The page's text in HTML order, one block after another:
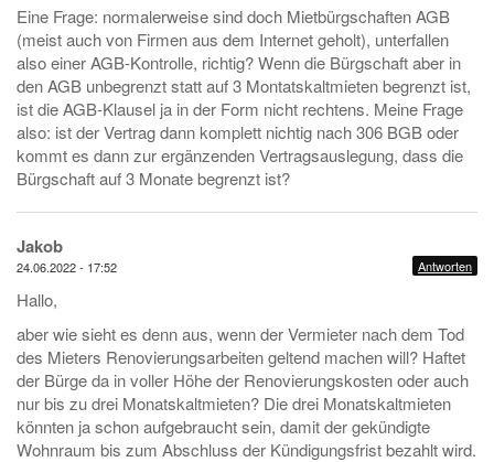
Eine Frage: normalerweise sind doch Mietbürgschaften AGB
(meist auch von Firmen aus dem Internet geholt), unterfallen
also einer AGB-Kontrolle, richtig? Wenn die Bürgschaft aber in
den AGB unbegrenzt statt auf 3 Montatskaltmieten begrenzt ist,
ist die AGB-Klausel ja in der Form nicht rechtens. Meine Frage
also: ist der Vertrag dann komplett nichtig nach 306 BGB oder
kommt es dann zur ergänzenden Vertragsauslegung, dass die
Bürgschaft auf 3 Monate begrenzt ist?
Jakob
24.06.2022 - 17:52 Antworten
Hallo,
aber wie sieht es denn aus, wenn der Vermieter nach dem Tod
des Mieters Renovierungsarbeiten geltend machen will? Haftet
der Bürge da in voller Höhe der Renovierungskosten oder auch
nur bis zu drei Monatskaltmieten? Die drei Monatskaltmieten
könnten ja schon aufgebraucht sein, damit der gekündigte
Wohnraum bis zum Abschluss der Kündigungsfrist bezahlt wird.